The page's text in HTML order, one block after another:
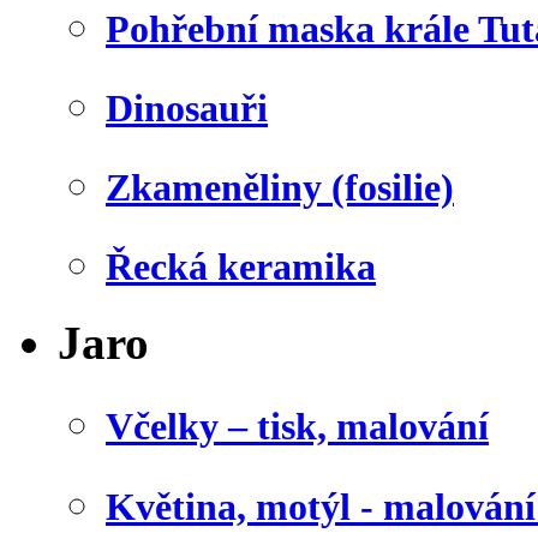
Pohřební maska krále
Dinosauři
Zkameněliny (fosilie)
Řecká keramika
Jaro
Včelky – tisk, malování
Květina, motýl -